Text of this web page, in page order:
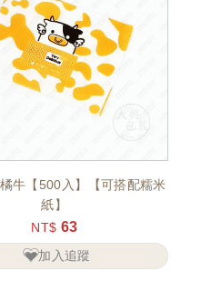
牛【500入】【可搭配糯米
紙】
NT$ 63
加入追蹤